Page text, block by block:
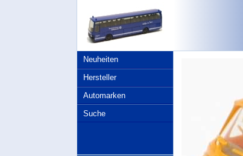
Neuheiten
Hersteller
Automarken
Suche